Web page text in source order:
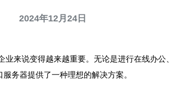
2024年12月24日
来说变得越来越重要。无论是进行在线办
务器提供了一种理想的解决方案。